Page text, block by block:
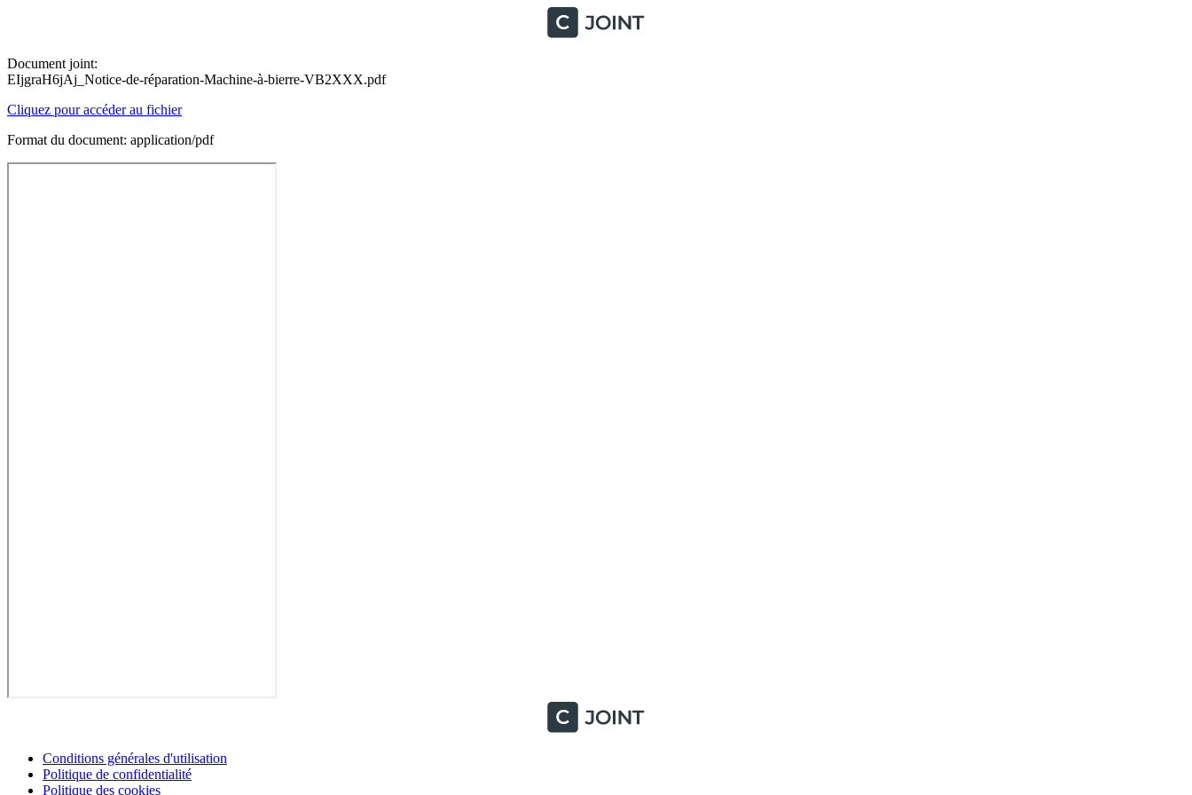
Document joint:
EIjgraH6jAj_Notice-de-réparation-Machine-à-bierre-VB2XXX.pdf
Cliquez pour accéder au fichier
Format du document: application/pdf
Conditions générales d'utilisation
Politique de confidentialité
Politique des cookies